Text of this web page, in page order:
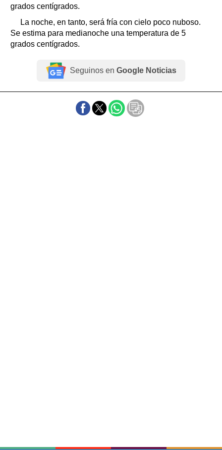
grados centígrados.
La noche, en tanto, será fría con cielo poco nuboso.
Se estima para medianoche una temperatura de 5
grados centígrados.
Seguinos en Google Noticias